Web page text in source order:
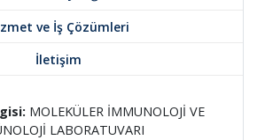
ve İş Çözümleri
İletişim
MOLEKÜLER İMMUNOLOJİ VE
LABORATUVARI